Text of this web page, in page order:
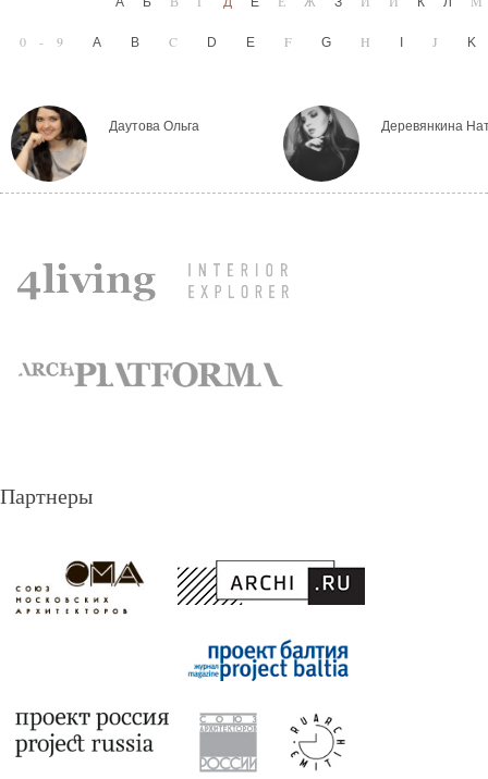
0-9 A B C D E F G H J K
Даутова Ольга Деревянкина
Партнеры